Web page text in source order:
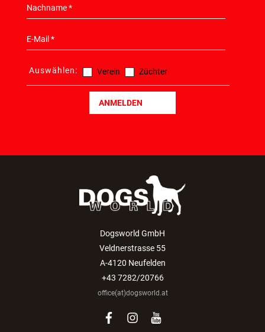
NEWSLETTER
HIER KONNEN SIE SICH ANMELDEN!
ANMELDEN